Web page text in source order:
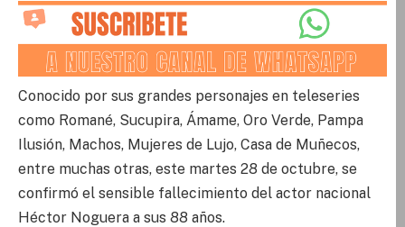
Conocido por sus grandes personajes en teleseries
como Romané, Sucupira, Ámame, Oro Verde, Pampa
Ilusión, Machos, Mujeres de Lujo, Casa de Muñecos,
entre muchas otras, este martes 28 de octubre, se
confirmó el sensible fallecimiento del actor nacional
Héctor Noguera a sus 88 años.